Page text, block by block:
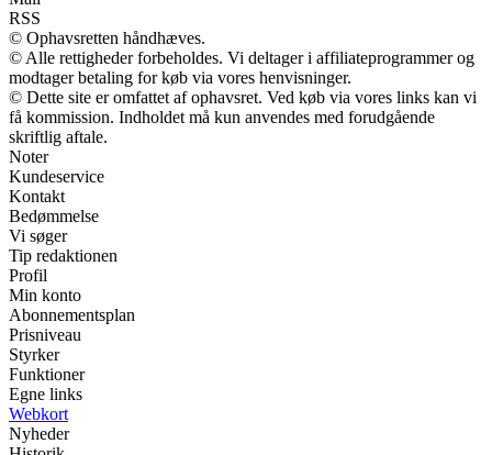
RSS
© Ophavsretten håndhæves.
© Alle rettigheder forbeholdes. Vi deltager i affiliateprogrammer og
modtager betaling for køb via vores henvisninger.
© Dette site er omfattet af ophavsret. Ved køb via vores links kan vi
få kommission. Indholdet må kun anvendes med forudgående
skriftlig aftale.
Noter
Kundeservice
Kontakt
Bedømmelse
Vi søger
Tip redaktionen
Profil
Min konto
Abonnementsplan
Prisniveau
Styrker
Funktioner
Egne links
Webkort
Nyheder